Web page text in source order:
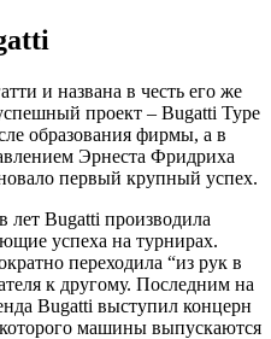
и названа в честь его же
проект – Bugatti Type
образования фирмы, а в
Эрнеста Фридриха
первый крупный успех.
лет Bugatti производила
успеха на турнирах.
переходила “из рук в
к другому. Последним на
Bugatti выступил концерн
машины выпускаются